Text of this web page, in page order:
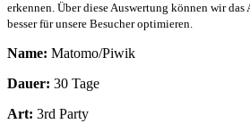
erkennen. Über diese Auswertung können wir das
besser für unsere Besucher optimieren.
Name: Matomo/Piwik
Dauer: 30 Tage
Art: 3rd Party